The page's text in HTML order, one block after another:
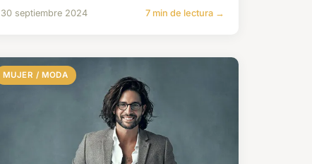
30 septiembre 2024 7 min de lectura →
MUJER / MODA